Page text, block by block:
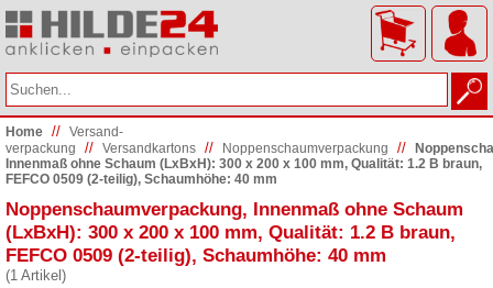
Home // Versand­
verpackung
// Versandkartons // Noppenschaumverpackung //
Innenmaß ohne Schaum (LxBxH): 300 x 200 x 100 mm, Qualität: 1.2 B braun,
FEFCO 0509 (2-teilig), Schaumhöhe: 40 mm
Noppenschaumverpackung, Innenmaß ohne Schaum
(LxBxH): 300 x 200 x 100 mm, Qualität: 1.2 B braun,
FEFCO 0509 (2-teilig), Schaumhöhe: 40 mm
(1 Artikel)